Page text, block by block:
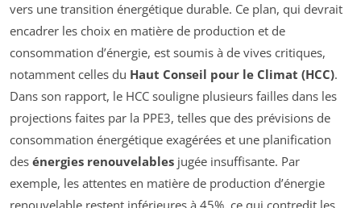
vers une transition énergétique durable. Ce plan, qui devrait
encadrer les choix en matière de production et de
consommation d’énergie, est soumis à de vives critiques,
notamment celles du Haut Conseil pour le Climat (HCC).
Dans son rapport, le HCC souligne plusieurs failles dans les
projections faites par la PPE3, telles que des prévisions de
consommation énergétique exagérées et une planification
des énergies renouvelables jugée insuffisante. Par
exemple, les attentes en matière de production d’énergie
renouvelable restent inférieures à 45%, ce qui contredit les